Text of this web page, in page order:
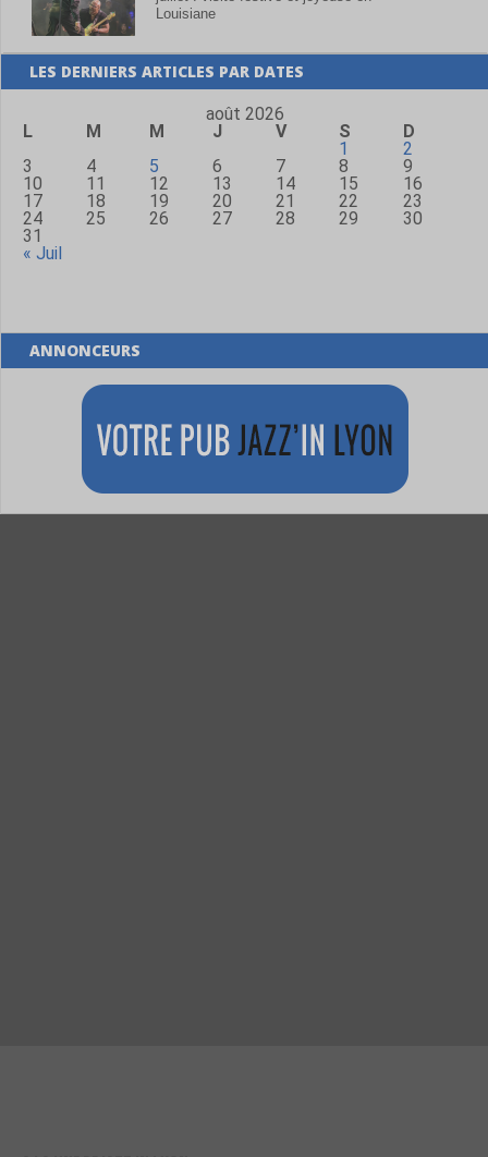
Louisiane
LES DERNIERS ARTICLES PAR DATES
août 2026
L
M M J V S
D
1
2
3
4 5 6 7 8
9
10
11 12 13 14 15
16
17
18 19 20 21 22
23
24
25 26 27 28 29
30
31
« Juil
ANNONCEURS